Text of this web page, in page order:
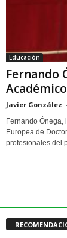
Educación
Fernando
Javier González -
Fernando Ónega,
Europea de
profesionales del